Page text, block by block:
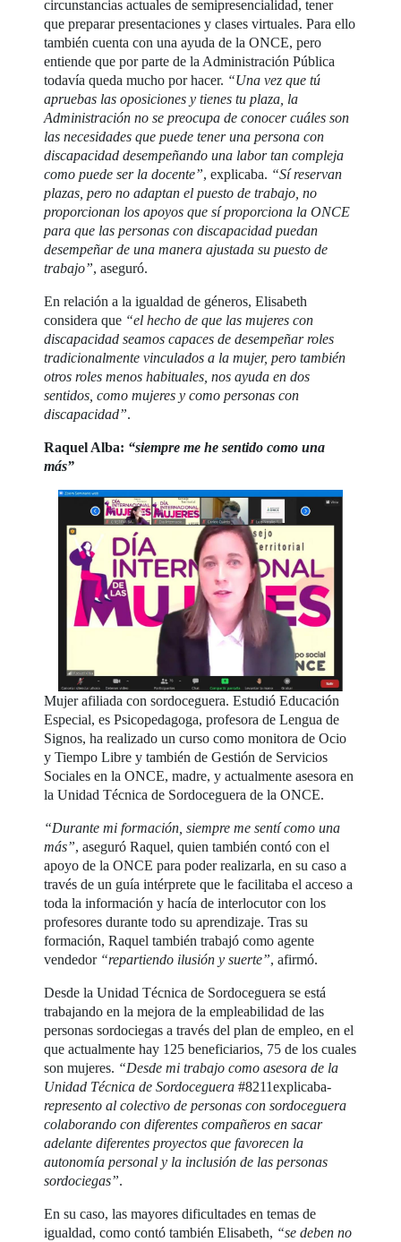
circunstancias actuales de semipresencialidad, tener
que preparar presentaciones y clases virtuales. Para ello
también cuenta con una ayuda de la ONCE, pero
entiende que por parte de la Administración Pública
todavía queda mucho por hacer. “Una vez que tú
apruebas las oposiciones y tienes tu plaza, la
Administración no se preocupa de conocer cuáles son
las necesidades que puede tener una persona con
discapacidad desempeñando una labor tan compleja
como puede ser la docente”, explicaba. “Sí reservan
plazas, pero no adaptan el puesto de trabajo, no
proporcionan los apoyos que sí proporciona la ONCE
para que las personas con discapacidad puedan
desempeñar de una manera ajustada su puesto de
trabajo”, aseguró.
En relación a la igualdad de géneros, Elisabeth
considera que “el hecho de que las mujeres con
discapacidad seamos capaces de desempeñar roles
tradicionalmente vinculados a la mujer, pero también
otros roles menos habituales, nos ayuda en dos
sentidos, como mujeres y como personas con
discapacidad”.
Raquel Alba: “siempre me he sentido como una
más”
Mujer afiliada con sordoceguera. Estudió Educación
Especial, es Psicopedagoga, profesora de Lengua de
Signos, ha realizado un curso como monitora de Ocio
y Tiempo Libre y también de Gestión de Servicios
Sociales en la ONCE, madre, y actualmente asesora en
la Unidad Técnica de Sordoceguera de la ONCE.
“Durante mi formación, siempre me sentí como una
más”, aseguró Raquel, quien también contó con el
apoyo de la ONCE para poder realizarla, en su caso a
través de un guía intérprete que le facilitaba el acceso a
toda la información y hacía de interlocutor con los
profesores durante todo su aprendizaje. Tras su
formación, Raquel también trabajó como agente
vendedor “repartiendo ilusión y suerte”, afirmó.
Desde la Unidad Técnica de Sordoceguera se está
trabajando en la mejora de la empleabilidad de las
personas sordociegas a través del plan de empleo, en el
que actualmente hay 125 beneficiarios, 75 de los cuales
son mujeres. “Desde mi trabajo como asesora de la
Unidad Técnica de Sordoceguera#8211explicaba-
represento al colectivo de personas con sordoceguera
colaborando con diferentes compañeros en sacar
adelante diferentes proyectos que favorecen la
autonomía personal y la inclusión de las personas
sordociegas”.
En su caso, las mayores dificultades en temas de
igualdad, como contó también Elisabeth, “se deben no